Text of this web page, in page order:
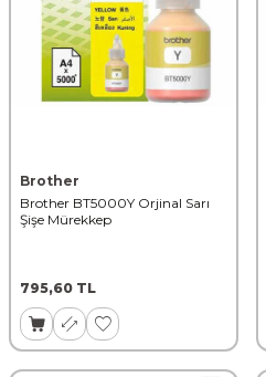
Brother
Brother BT5000Y Orjinal Sarı
Şişe Mürekkep
795,60 TL